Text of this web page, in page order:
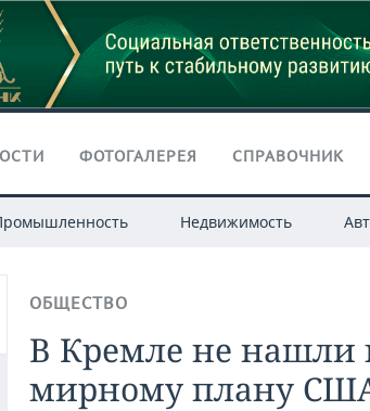
ФОТОГАЛЕРЕЯ СПРАВОЧНИК
Недвижимость
ОБЩЕСТВО
В Кремле не нашли
мирному плану